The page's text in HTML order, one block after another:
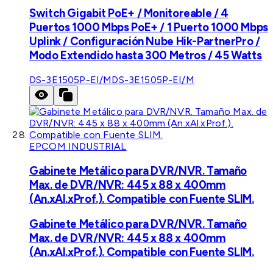
Switch Gigabit PoE+ / Monitoreable / 4
Puertos 1000 Mbps PoE+ / 1 Puerto 1000 Mbps
Uplink / Configuración Nube Hik-PartnerPro /
Modo Extendido hasta 300 Metros / 45 Watts
DS-3E1505P-EI/MDS-3E1505P-EI/M
EPCOM INDUSTRIAL
Gabinete Metálico para DVR/NVR. Tamaño
Max. de DVR/NVR: 445 x 88 x 400mm
(An.xAl.xProf.). Compatible con Fuente SLIM.
Gabinete Metálico para DVR/NVR. Tamaño
Max. de DVR/NVR: 445 x 88 x 400mm
(An.xAl.xProf.). Compatible con Fuente SLIM.